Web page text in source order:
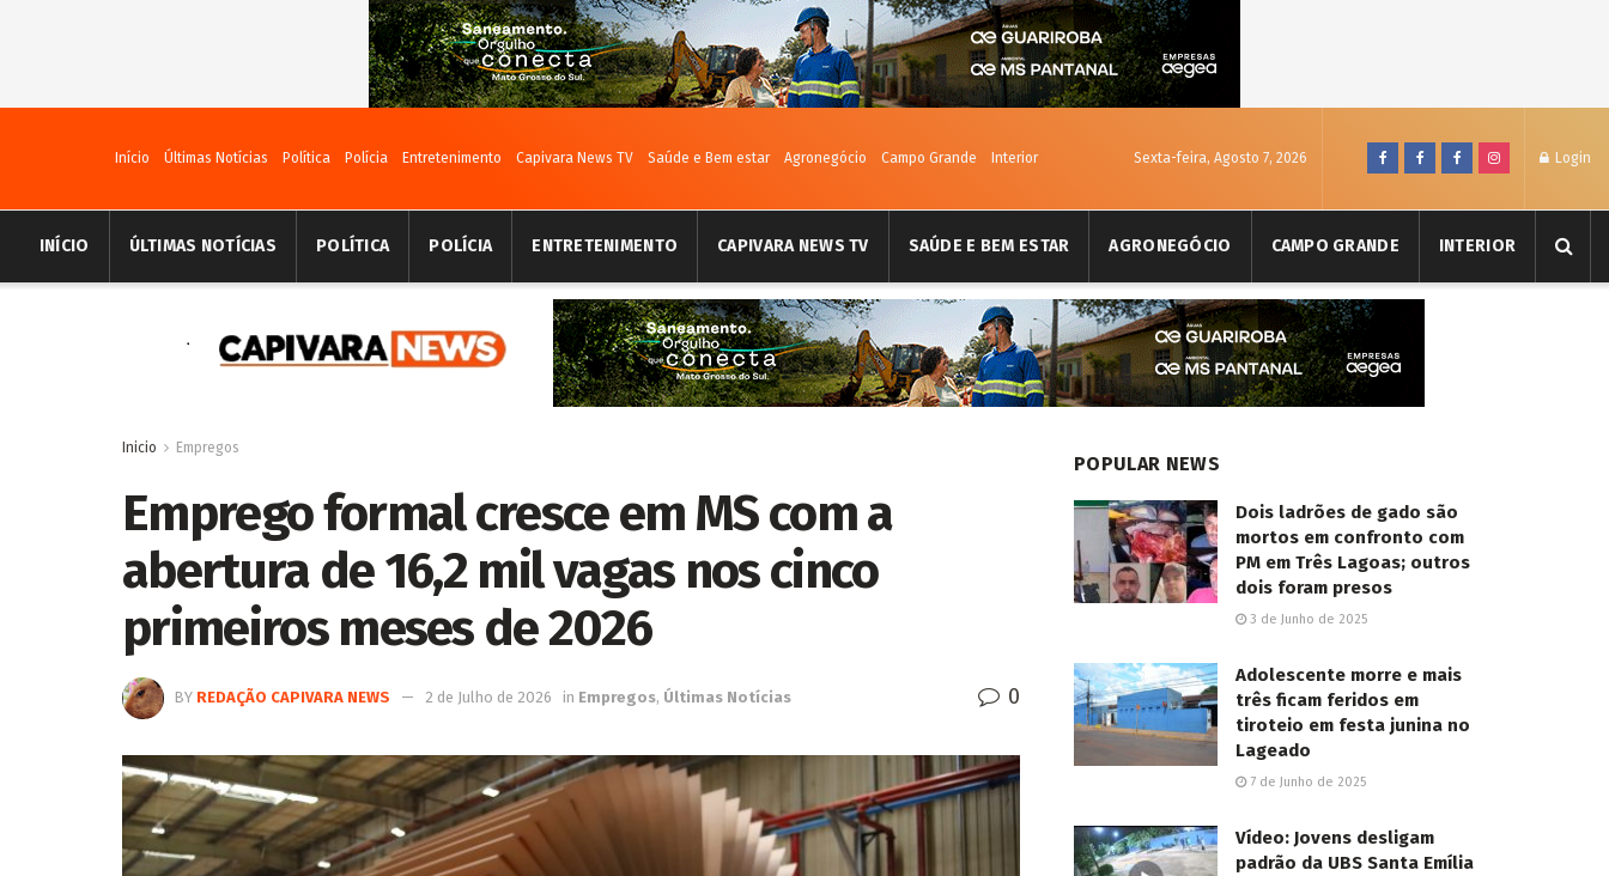
Início Últimas Notícias Política Polícia Entretenimento Capivara News TV Saúde e Bem estar Agronegócio Campo Grande Interior Sexta-feira, Agosto 7, 2026 Login
INÍCIO ÚLTIMAS NOTÍCIAS POLÍTICA POLÍCIA ENTRETENIMENTO CAPIVARA NEWS TV SAÚDE E BEM ESTAR AGRONEGÓCIO CAMPO GRANDE INTERIOR
Inicio Empregos
Emprego formal cresce em MS com a
abertura de 16,2 mil vagas nos cinco
primeiros meses de 2026
BY REDAÇÃO CAPIVARA NEWS 2 de Julho de 2026 in Empregos, Últimas Notícias 0
POPULAR NEWS
Dois ladrões de gado são
mortos em confronto com
PM em Três Lagoas; outros
dois foram presos
3 de Junho de 2025
Adolescente morre e mais
três ficam feridos em
tiroteio em festa junina no
Lageado
7 de Junho de 2025
Vídeo: Jovens desligam
padrão da UBS Santa Emília